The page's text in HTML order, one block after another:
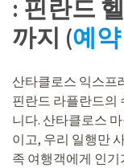
: 핀란드
까지 (예
산타클로스 익스프
핀란드 라플란드의
니다. 산타클로스
이고, 우리 일행만
족 여행객에게 인기